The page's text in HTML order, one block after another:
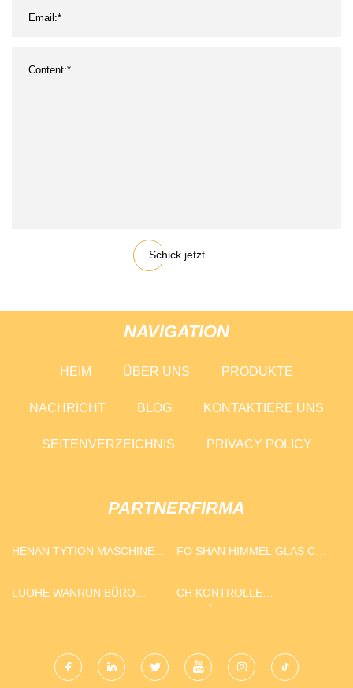
Schick jetzt
NAVIGATION
HEIM ÜBER UNS PRODUKTE
NACHRICHT BLOG KONTAKTIERE UNS
SEITENVERZEICHNIS PRIVACY POLICY
PARTNERFIRMA
HENAN TYTION MASCHINEN
FO SHAN HIMMEL GLAS CO.,
LUOHE WANRUN BÜRO
CH KONTROLLE